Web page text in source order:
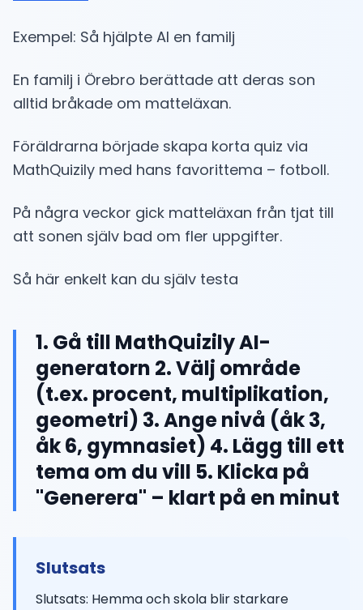
Exempel: Så hjälpte AI en familj
En familj i Örebro berättade att deras son
alltid bråkade om matteläxan.
Föräldrarna började skapa korta quiz via
MathQuizily med hans favorittema – fotboll.
På några veckor gick matteläxan från tjat till
att sonen själv bad om fler uppgifter.
Så här enkelt kan du själv testa
1. Gå till MathQuizily AI-
generatorn 2. Välj område
(t.ex. procent, multiplikation,
geometri) 3. Ange nivå (åk 3,
åk 6, gymnasiet) 4. Lägg till ett
tema om du vill 5. Klicka på
"Generera" – klart på en minut
Slutsats
Slutsats: Hemma och skola blir starkare